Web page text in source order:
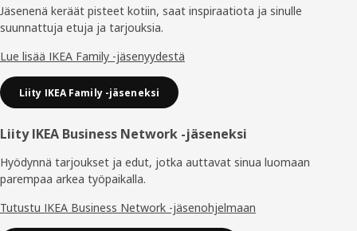
Jäsenenä keräät pisteet kotiin, saat inspiraatiota ja sinulle
suunnattuja etuja ja tarjouksia.​
Lue lisää IKEA Family -jäsenyydestä
Liity IKEA Family -jäseneksi
Liity IKEA Business Network -jäseneksi
Hyödynnä tarjoukset ja edut, jotka auttavat sinua luomaan
parempaa arkea työpaikalla.
Tutustu IKEA Business Network -jäsenohjelmaan